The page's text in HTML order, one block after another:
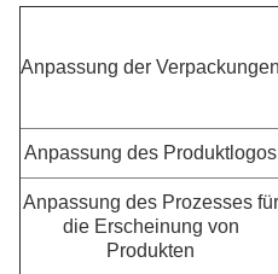
Anpassung der Verpackungen
Anpassung des Produktlogos
Anpassung des Prozesses für
die Erscheinung von
Produkten